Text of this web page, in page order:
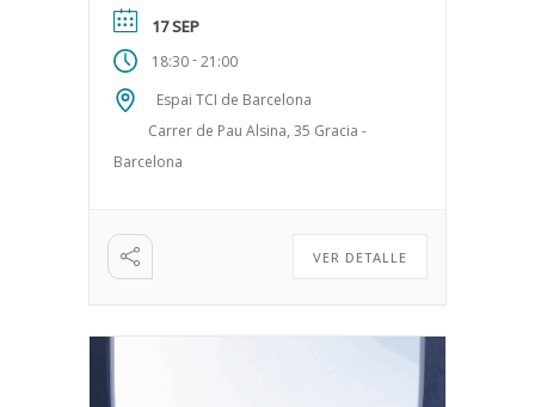
Formación en Gestalt Integrativa
(FGI). Una formación experiencial
con más […]
17 SEP
18:30-21:00
Espai TCI de Barcelona
Carrer de Pau Alsina, 35 Gracia -
Barcelona
VER DETALLE